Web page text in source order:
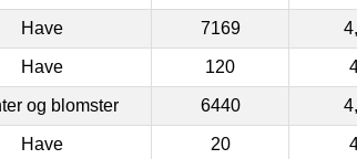
Have 7169
Have 120
og blomster 6440
Have 20